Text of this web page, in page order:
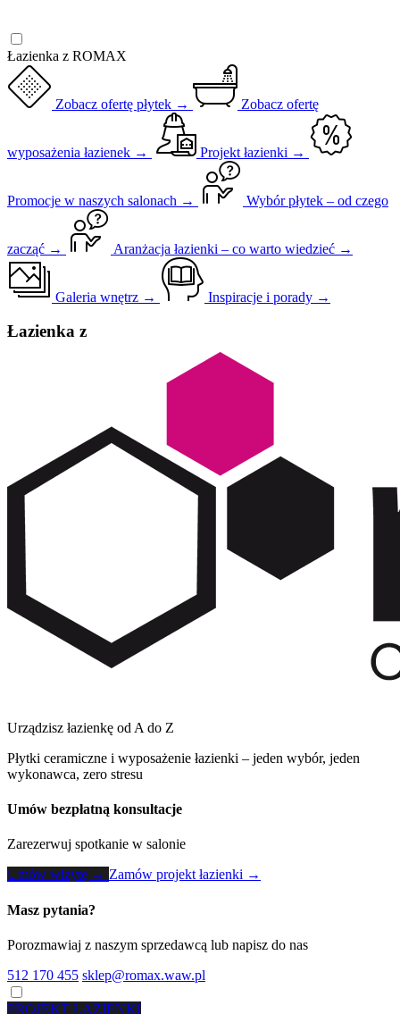
Łazienka z ROMAX
Zobacz ofertę płytek → Zobacz ofertę
wyposażenia łazienek → Projekt łazienki →
Promocje w naszych salonach → Wybór płytek – od czego
zacząć → Aranżacja łazienki – co warto wiedzieć →
Galeria wnętrz → Inspiracje i porady →
Łazienka z
Urządzisz łazienkę od A do Z
Płytki ceramiczne i wyposażenie łazienki – jeden wybór, jeden
wykonawca, zero stresu
Umów bezpłatną konsultacje
Zarezerwuj spotkanie w salonie
Umów wizytę → Zamów projekt łazienki →
Masz pytania?
Porozmawiaj z naszym sprzedawcą lub napisz do nas
512 170 455 sklep@romax.waw.pl
PROJEKT ŁAZIENKI